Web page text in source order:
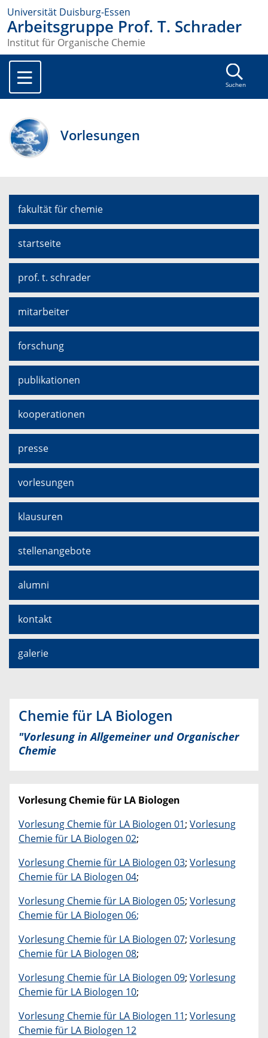
Universität Duisburg-Essen
Arbeitsgruppe Prof. T. Schrader
Institut für Organische Chemie
Suchen
Vorlesungen
fakultät für chemie
startseite
prof. t. schrader
mitarbeiter
forschung
publikationen
kooperationen
presse
vorlesungen
klausuren
stellenangebote
alumni
kontakt
galerie
Chemie für LA Biologen
"Vorlesung in Allgemeiner und Organischer
Chemie
Vorlesung Chemie für LA Biologen
Vorlesung Chemie für LA Biologen 01; Vorlesung
Chemie für LA Biologen 02;
Vorlesung Chemie für LA Biologen 03; Vorlesung
Chemie für LA Biologen 04;
Vorlesung Chemie für LA Biologen 05; Vorlesung
Chemie für LA Biologen 06;
Vorlesung Chemie für LA Biologen 07; Vorlesung
Chemie für LA Biologen 08;
Vorlesung Chemie für LA Biologen 09; Vorlesung
Chemie für LA Biologen 10;
Vorlesung Chemie für LA Biologen 11; Vorlesung
Chemie für LA Biologen 12